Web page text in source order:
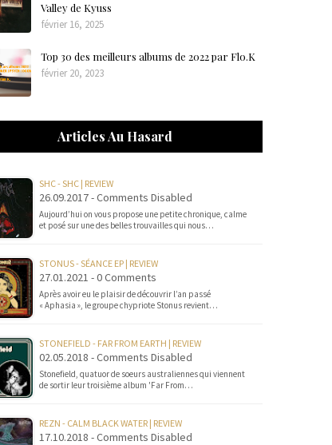
Valley de Kyuss
février 16, 2025
Top 30 des meilleurs albums de 2022 par Flo.K
février 20, 2023
Articles Au Hasard
SHC - SHC | REVIEW
26.09.2017 - Comments Disabled
Aujourd’hui on vous propose une petite chronique, calme
et posé sur une des belles trouvailles qui nous…
STONUS - SÉANCE EP | REVIEW
27.01.2021 - 0 Comments
Après avoir eu le plaisir de découvrir l’an passé
« Aphasia », le groupe chypriote Stonus revient…
STONEFIELD - FAR FROM EARTH | REVIEW
02.05.2018 - Comments Disabled
Stonefield, quatuor de soeurs australiennes qui viennent
de sortir leur troisième album 'Far From…
REZN - CALM BLACK WATER | REVIEW
17.10.2018 - Comments Disabled